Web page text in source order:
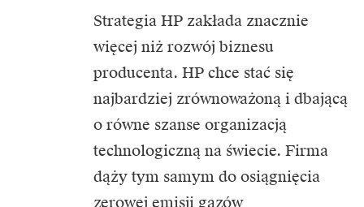
Strategia HP zakłada znacznie
więcej niż rozwój biznesu
producenta. HP chce stać się
najbardziej zrównoważoną i dbającą
o równe szanse organizacją
technologiczną na świecie. Firma
dąży tym samym do osiągnięcia
zerowej emisji gazów